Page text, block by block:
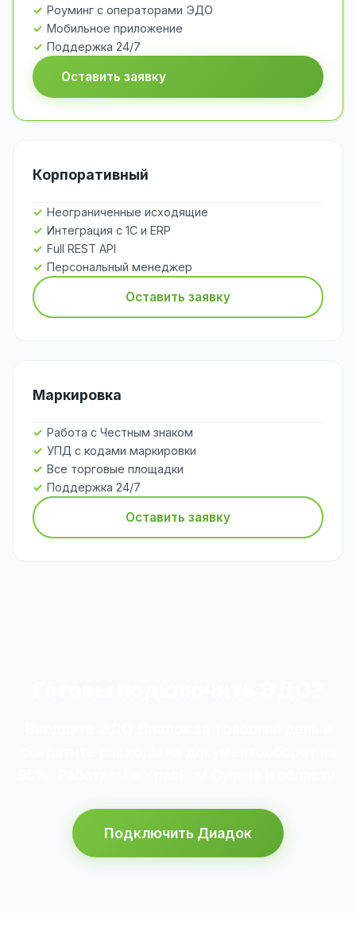
Роуминг с операторами ЭДО
Мобильное приложение
Поддержка 24/7
Оставить заявку
Корпоративный
Неограниченные исходящие
Интеграция с 1С и ERP
Full REST API
Персональный менеджер
Оставить заявку
Маркировка
Работа с Честным знаком
УПД с кодами маркировки
Все торговые площадки
Поддержка 24/7
Оставить заявку
Подключить Диадок